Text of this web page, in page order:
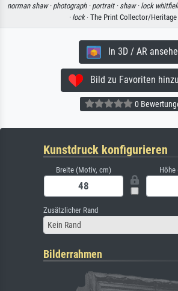
norman shaw · photograph · portrait · shaw · lock
· lock · The Print Collector/
In 3D / AR
Bild zu Favoriten
0
Kunstdruck konfigurieren
Breite (Motiv, cm)
Zusätzlicher Rand
Kein Rand
Bilderrahmen